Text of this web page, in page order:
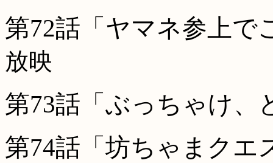
第72話「ヤマネ参上で
放映
第73話「ぶっちゃけ、
第74話「坊ちゃまクエ